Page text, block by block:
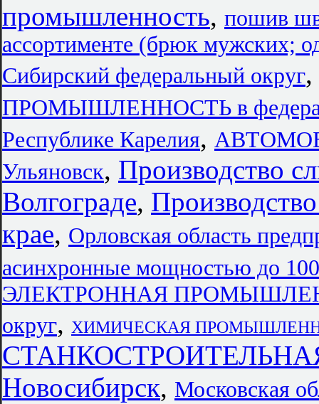
промышленность, пошив
ассортименте (брюк мужских;
Сибирский федеральный округ,
ПРОМЫШЛЕННОСТЬ в
Республике Карелия,
Ульяновск, Производство
Волгограде,
крае, Орловская область
асинхронные мощностью до
ЭЛЕКТРОННАЯ
округ, ХИМИЧЕСКАЯ
Новосибирск, Московская